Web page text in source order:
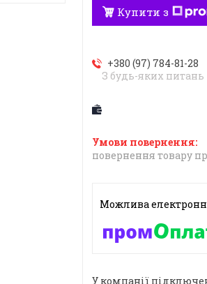
Купити з
+380 (97) 784-81-28
З будь-яких питань
повернення товару
У компанії